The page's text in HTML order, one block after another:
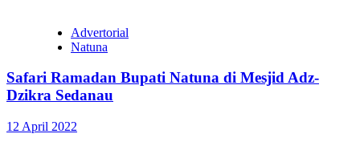
Advertorial
Natuna
Safari Ramadan Bupati Natuna di Mesjid Adz-
Dzikra Sedanau
12 April 2022